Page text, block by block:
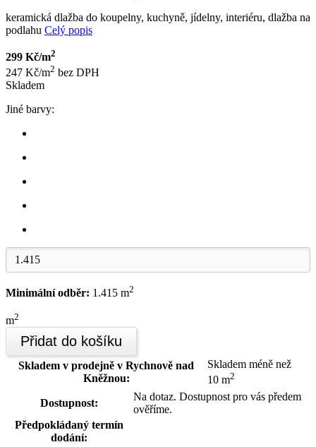
keramická dlažba do koupelny, kuchyně, jídelny, interiéru, dlažba na
podlahu Celý popis
299 Kč/m2
247 Kč/m2 bez DPH
Skladem
Jiné barvy:
Minimální odběr: 1.415 m2
m2
Přidat do košíku
Skladem v prodejně v Rychnově nad
Kněžnou:
Skladem méně než
10 m2
Dostupnost:
Na dotaz. Dostupnost pro vás předem
ověříme.
Předpokládaný termín
dodání: